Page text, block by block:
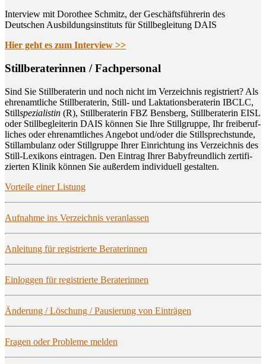
Interview mit Dorothee Schmitz, der Geschäftsführerin des
Deutschen Ausbildungsinstituts für Stillbegleitung DAIS
Hier geht es zum Interview >>
Still­be­ra­te­rin­nen / Fachpersonal
Sind Sie Still­be­ra­te­rin und noch nicht im Ver­zeich­nis regis­triert? Als
ehren­amt­li­che Still­be­ra­te­rin, Still- und Lak­ta­ti­ons­be­ra­te­rin IBCLC,
Stillspe­zia­lis­tin (R), Still­be­ra­te­rin FBZ Bens­berg, Still­be­ra­te­rin EISL
oder Still­be­glei­te­rin DAIS kön­nen Sie Ihre Still­grup­pe, Ihr frei­be­ruf­
li­ches oder ehren­amt­li­ches Ange­bot und/oder die Still­sprech­stun­de,
Still­am­bu­lanz oder Still­grup­pe Ihrer Ein­rich­tung ins Ver­zeich­nis des
Still-Lexi­kons ein­tra­gen. Den Ein­trag Ihrer Baby­freund­lich zer­ti­fi­
zier­ten Kli­nik kön­nen Sie außer­dem indi­vi­du­ell gestalten.
Vor­tei­le einer Listung
Auf­nah­me ins Ver­zeich­nis veranlassen
Anlei­tung für regis­trier­te Beraterinnen
Ein­log­gen für regis­trier­te Beraterinnen
Ände­rung / Löschung / Pau­sie­rung von Einträgen
Fra­gen oder Pro­ble­me melden